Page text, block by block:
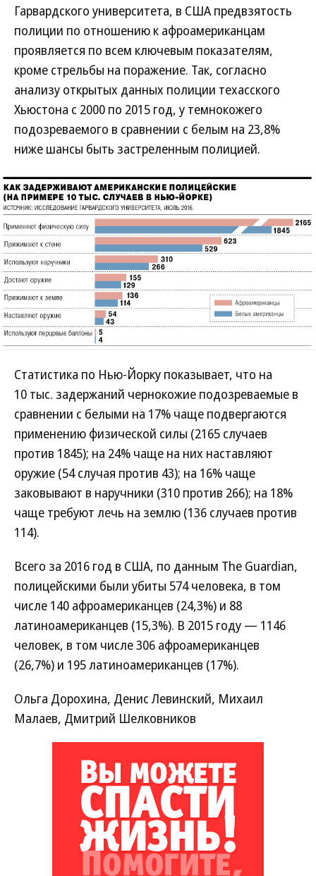
Гарвардского университета, в США предвзятость
полиции по отношению к афроамериканцам
проявляется по всем ключевым показателям,
кроме стрельбы на поражение. Так, согласно
анализу открытых данных полиции техасского
Хьюстона с 2000 по 2015 год, у темнокожего
подозреваемого в сравнении с белым на 23,8%
ниже шансы быть застреленным полицией.
Статистика по Нью-Йорку показывает, что на
10 тыс. задержаний чернокожие подозреваемые в
сравнении с белыми на 17% чаще подвергаются
применению физической силы (2165 случаев
против 1845); на 24% чаще на них наставляют
оружие (54 случая против 43); на 16% чаще
заковывают в наручники (310 против 266); на 18%
чаще требуют лечь на землю (136 случаев против
114).
Всего за 2016 год в США, по данным The Guardian,
полицейскими были убиты 574 человека, в том
числе 140 афроамериканцев (24,3%) и 88
латиноамериканцев (15,3%). В 2015 году — 1146
человек, в том числе 306 афроамериканцев
(26,7%) и 195 латиноамериканцев (17%).
Ольга Дорохина, Денис Левинский, Михаил
Малаев, Дмитрий Шелковников